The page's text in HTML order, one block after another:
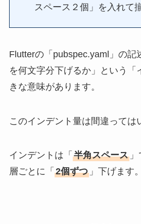
スペース２個」を入れて
Flutterの「pubspec.yaml」の記
を何文字分下げるか」という「
きな意味があります。
このインデント量は間違っては
インデントは「 半角スペース」
層ごとに「 2個ずつ」下げます。